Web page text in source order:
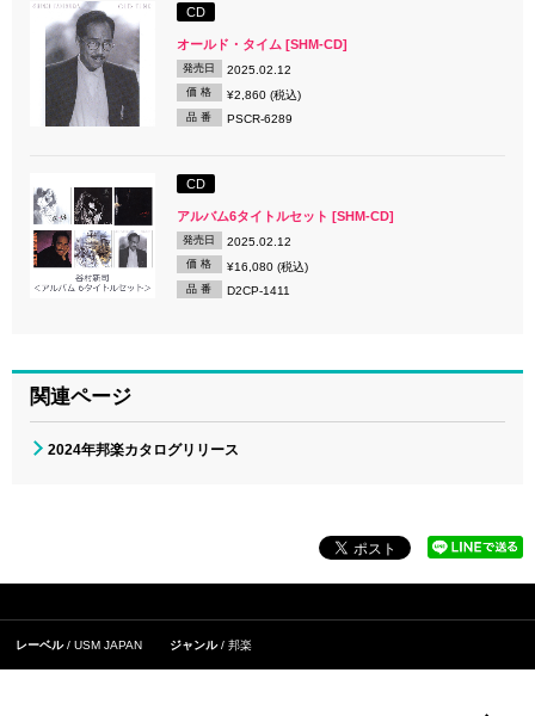
CD
オールド・タイム [SHM-CD]
発売日 2025.02.12
価 格 ¥2,860 (税込)
品 番 PSCR-6289
CD
アルバム6タイトルセット [SHM-CD]
発売日 2025.02.12
価 格 ¥16,080 (税込)
品 番 D2CP-1411
関連ページ
2024年邦楽カタログリリース
レーベル USM JAPAN ジャンル 邦楽